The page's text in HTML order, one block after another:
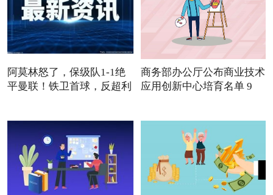
阿莫林怒了，保级队1-1绝
平曼联！铁卫首球，反超利
商务部办公厅公布商业技术
应用创新中心培育名单 9